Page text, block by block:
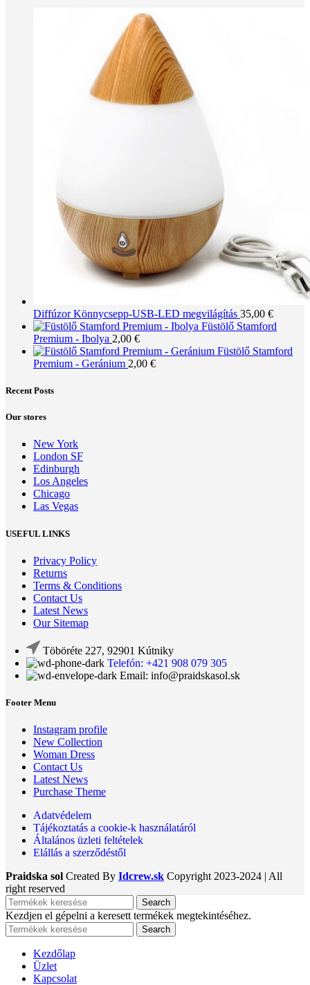
Diffúzor Könnycsepp-USB-LED megvilágítás 35,00 €
Füstölő Stamford
Premium - Ibolya 2,00 €
Füstölő Stamford
Premium - Geránium 2,00 €
Recent Posts
Our stores
New York
London SF
Edinburgh
Los Angeles
Chicago
Las Vegas
USEFUL LINKS
Privacy Policy
Returns
Terms & Conditions
Contact Us
Latest News
Our Sitemap
Töböréte 227, 92901 Kútniky
Telefón: +421 908 079 305
Email: info@praidskasol.sk
Footer Menu
Instagram profile
New Collection
Woman Dress
Contact Us
Latest News
Purchase Theme
Adatvédelem
Tájékoztatás a cookie-k használatáról
Általános üzleti feltételek
Elállás a szerződéstől
Praidska sol Created By Idcrew.sk Copyright 2023-2024 | All
right reserved
Search
Kezdjen el gépelni a keresett termékek megtekintéséhez.
Search
Kezdőlap
Üzlet
Kapcsolat